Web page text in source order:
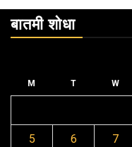
बातमी शोधा
M T W
5 6 7